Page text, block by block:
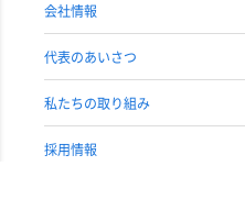
会社情報
代表のあいさつ
私たちの取り組み
採用情報